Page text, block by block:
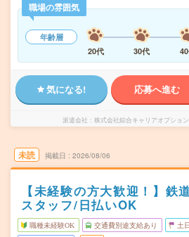
職場の雰囲気
年齢層
20代
30代
気になる! 応募へ進む
派遣会社 株式会社綜合キャリアオプショ
未読 掲載日 2026/08/06
【未経験の方大歓迎！】鉄
スタッフ/日払いOK
職種未経験OK 交通費別途支給あり 土